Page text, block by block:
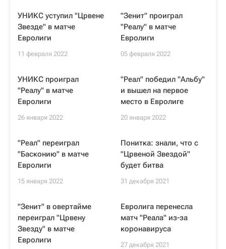
УНИКС уступил "Црвене
Звезде" в матче
Евролиги
11 февраля 2022
"Зенит" проиграл
"Реалу" в матче
Евролиги
05 февраля 2022
УНИКС проиграл
"Реалу" в матче
Евролиги
26 января 2022
"Реал" победил "Альбу"
и вышел на первое
место в Евролиге
20 января 2022
"Реал" переиграл
"Басконию" в матче
Евролиги
15 января 2022
Понитка: знали, что с
"Црвеной Звездой"
будет битва
31 декабря 2021
"Зенит" в овертайме
переиграл "Црвену
Звезду" в матче
Евролиги
Евролига перенесла
матч "Реала" из-за
коронавируса
27 декабря 2021